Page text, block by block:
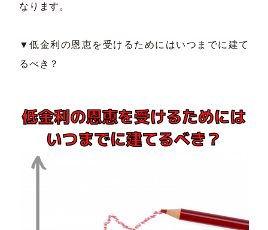
なります。​
▼低金利の恩恵を受けるためにはいつまでに建て
るべき？​